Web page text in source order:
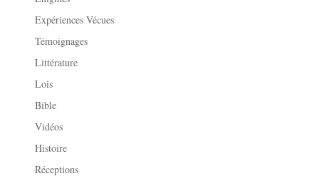
Expériences Vécues
Témoignages
Littérature
Lois
Bible
Vidéos
Histoire
Réceptions